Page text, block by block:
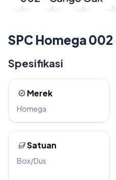
SPC Homega
Spesifikasi
Merek
Homega
Satuan
Box/Dus